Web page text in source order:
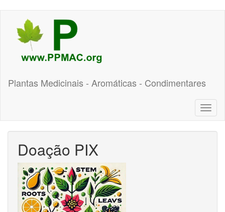
conteúdo
principal
Plantas Medicinais - Aromáticas - Condimentares
Doação PIX